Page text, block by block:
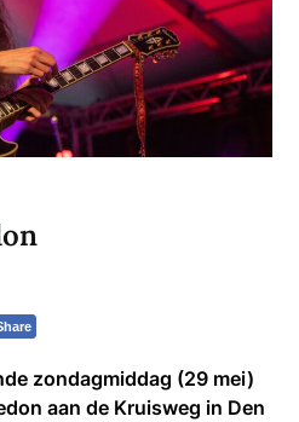
zondagmiddag (29 mei)
aan de Kruisweg in Den